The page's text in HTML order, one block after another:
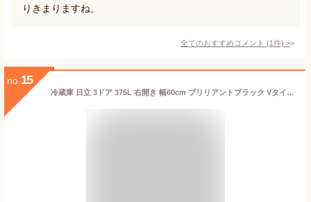
りきまりますね。
全てのおすすめコメント (1件) >
no. 15
冷蔵庫 日立 3ドア 375L 右開き 幅60cm ブリリアントブラック Vタイプ R-V38NV(K)